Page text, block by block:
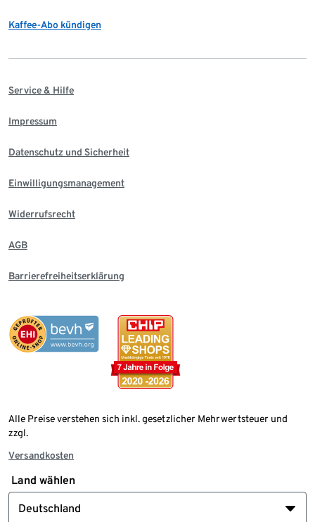
Kaffee-Abo kündigen
Service & Hilfe
Impressum
Datenschutz und Sicherheit
Einwilligungsmanagement
Widerrufsrecht
AGB
Barrierefreiheitserklärung
Alle Preise verstehen sich inkl. gesetzlicher Mehrwertsteuer und
zzgl.
Versandkosten
Land wählen
Deutschland